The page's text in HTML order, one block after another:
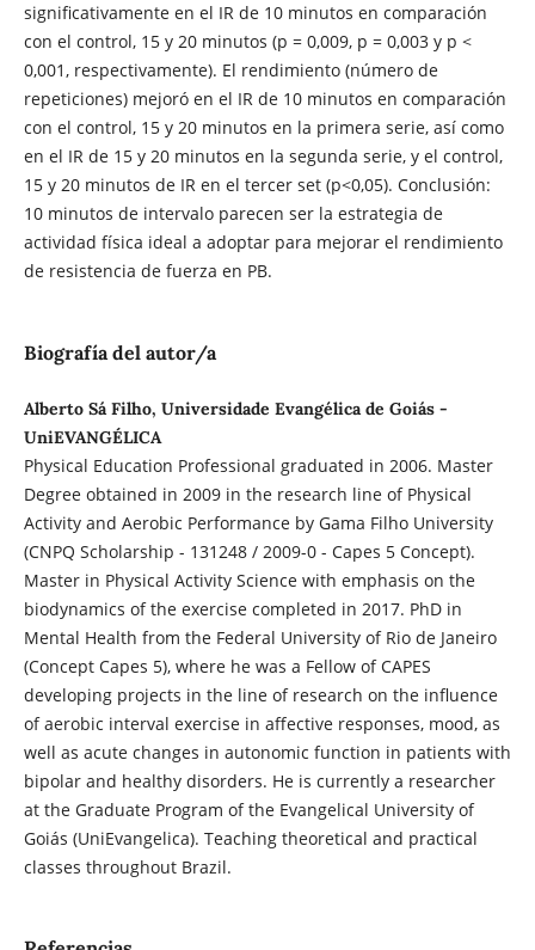
significativamente en el IR de 10 minutos en comparación
con el control, 15 y 20 minutos (p = 0,009, p = 0,003 y p <
0,001, respectivamente). El rendimiento (número de
repeticiones) mejoró en el IR de 10 minutos en comparación
con el control, 15 y 20 minutos en la primera serie, así como
en el IR de 15 y 20 minutos en la segunda serie, y el control,
15 y 20 minutos de IR en el tercer set (p<0,05). Conclusión:
10 minutos de intervalo parecen ser la estrategia de
actividad física ideal a adoptar para mejorar el rendimiento
de resistencia de fuerza en PB.
Biografía del autor/a
Alberto Sá Filho, Universidade Evangélica de Goiás -
UniEVANGÉLICA
Physical Education Professional graduated in 2006. Master
Degree obtained in 2009 in the research line of Physical
Activity and Aerobic Performance by Gama Filho University
(CNPQ Scholarship - 131248 / 2009-0 - Capes 5 Concept).
Master in Physical Activity Science with emphasis on the
biodynamics of the exercise completed in 2017. PhD in
Mental Health from the Federal University of Rio de Janeiro
(Concept Capes 5), where he was a Fellow of CAPES
developing projects in the line of research on the influence
of aerobic interval exercise in affective responses, mood, as
well as acute changes in autonomic function in patients with
bipolar and healthy disorders. He is currently a researcher
at the Graduate Program of the Evangelical University of
Goiás (UniEvangelica). Teaching theoretical and practical
classes throughout Brazil.